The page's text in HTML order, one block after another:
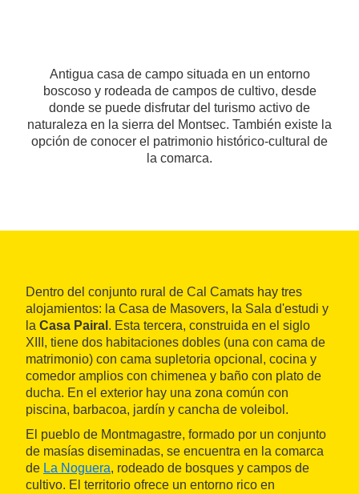
Antigua casa de campo situada en un entorno
boscoso y rodeada de campos de cultivo, desde
donde se puede disfrutar del turismo activo de
naturaleza en la sierra del Montsec. También existe la
opción de conocer el patrimonio histórico-cultural de
la comarca.
Dentro del conjunto rural de Cal Camats hay tres
alojamientos: la Casa de Masovers, la Sala d'estudi y
la Casa Pairal . Esta tercera, construida en el siglo
XIII, tiene dos habitaciones dobles (una con cama de
matrimonio) con cama supletoria opcional, cocina y
comedor amplios con chimenea y baño con plato de
ducha. En el exterior hay una zona común con
piscina, barbacoa, jardín y cancha de voleibol.
El pueblo de Montmagastre, formado por un conjunto
de masías diseminadas, se encuentra en la comarca
de La Noguera, rodeado de bosques y campos de
cultivo. El territorio ofrece un entorno rico en